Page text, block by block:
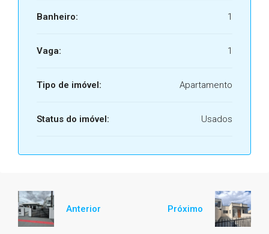
Banheiro: 1
Vaga: 1
Tipo de imóvel: Apartamento
Status do imóvel: Usados
Anterior Próximo